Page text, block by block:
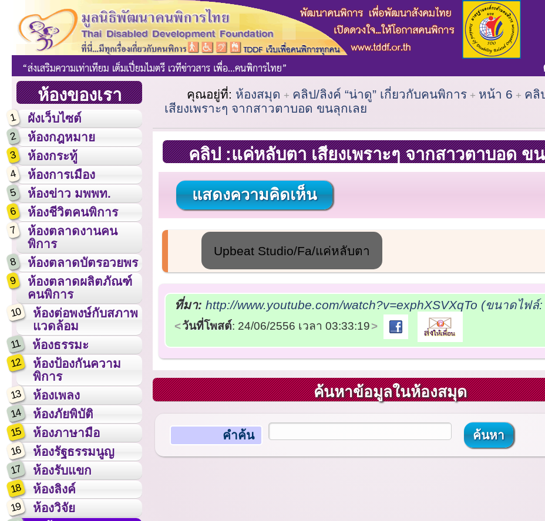
ห้องของเรา
1 ผังเว็บไซต์
2 ห้องกฎหมาย
3 ห้องกระทู้
4 ห้องการเมือง
5 ห้องข่าว มพพท.
6 ห้องชีวิตคนพิการ
7
ห้องตลาดงานคน
พิการ
8 ห้องตลาดบัตรอวยพร
9
ห้องตลาดผลิตภัณฑ์
คนพิการ
10
ห้องต่อพงษ์กับสภาพ
แวดล้อม
11 ห้องธรรมะ
12
ห้องป้องกันความ
พิการ
13 ห้องเพลง
14 ห้องภัยพิบัติ
15 ห้องภาษามือ
16 ห้องรัฐธรรมนูญ
17 ห้องรับแขก
18 ห้องลิงค์
19 ห้องวิจัย
คุณอยู่ที่: ห้องสมุด คลิป/ลิงค์ “น่าดู” เกี่ยวกับคนพิการ หน้า 6
คลิ
เสียงเพราะๆ จากสาวตาบอด ขนลุกเลย
คลิป :แค่หลับตา เสียงเพราะๆ จากสาวตาบอด ข
แสดงความคิดเห็น
Upbeat Studio/Fa/แค่หลับตา
ที่มา: http://www.youtube.com/watch?v=exphXSVXqTo (ขนาดไฟล์:
วันที่โพสต์: 24/06/2556 เวลา 03:33:19
ค้นหาข้อมูลในห้องสมุด
คำค้น